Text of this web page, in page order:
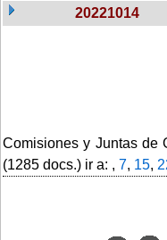
20221014
Comisiones y Juntas de
(1285 docs.) ir a: , 7, 15,